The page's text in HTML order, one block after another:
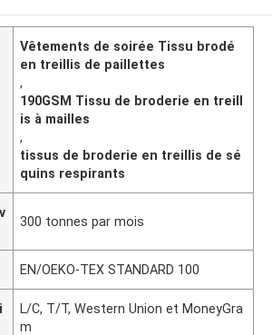
Vêtements de soirée Tissu brodé
en treillis de paillettes
,
190GSM Tissu de broderie en treill
is à mailles
,
tissus de broderie en treillis de sé
quins respirants
300 tonnes par mois
EN/OEKO-TEX STANDARD 100
L/C, T/T, Western Union et MoneyGra
m